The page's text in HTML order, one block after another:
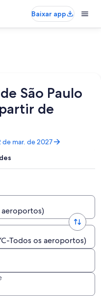
Baixar app
São Paulo
de
de mar. de 2027
aeroportos)
Todos os aeroportos)